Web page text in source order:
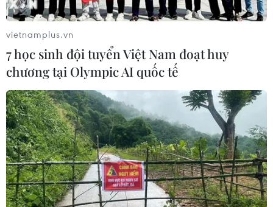
Mỹ, Anh tăng cường hợp tác tại Ấn Độ
Dương-Thái Bình Dương
12/03/2022 07:44
vietnamplus.vn
7 học sinh đội tuyển Việt Nam đoạt huy
chương tại Olympic AI quốc tế